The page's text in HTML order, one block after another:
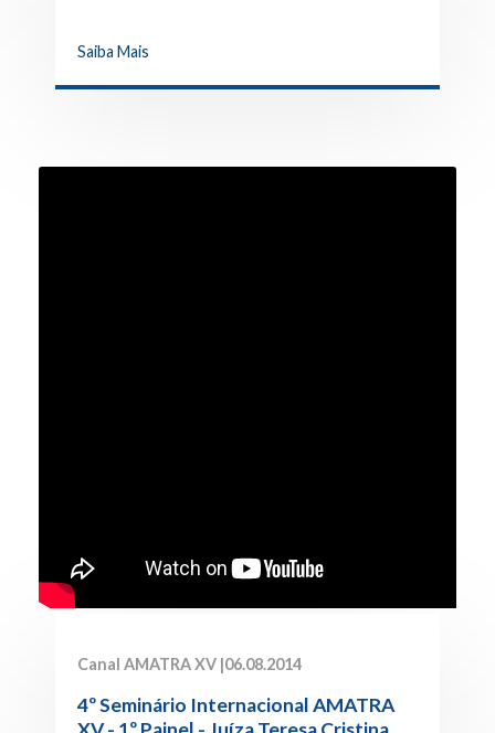
Saiba Mais
Canal AMATRA XV |06.08.2014
4º Seminário Internacional AMATRA